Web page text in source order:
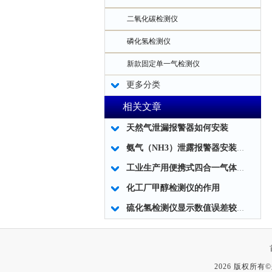
二氧化碳检测仪
磷化氢检测仪
新款固定单一气检测仪
更多分类
相关文章
天然气泄漏报警器如何安装
氨气（NH3）泄露报警器安装注意事项
工业生产用便携式四合一气体检测仪
化工厂甲醇检测仪的作用
硫化氢检测仪显示数值误差较大的原因及解决方法！
2026 版权所有